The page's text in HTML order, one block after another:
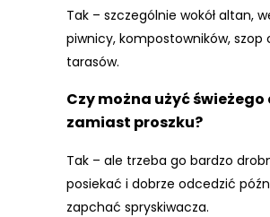
Tak – szczególnie wokół altan,
piwnicy, kompostowników, szop
tarasów.
Czy można użyć świeżego
zamiast proszku?
Tak – ale trzeba go bardzo
posiekać i dobrze odcedzić
zapchać spryskiwacza.